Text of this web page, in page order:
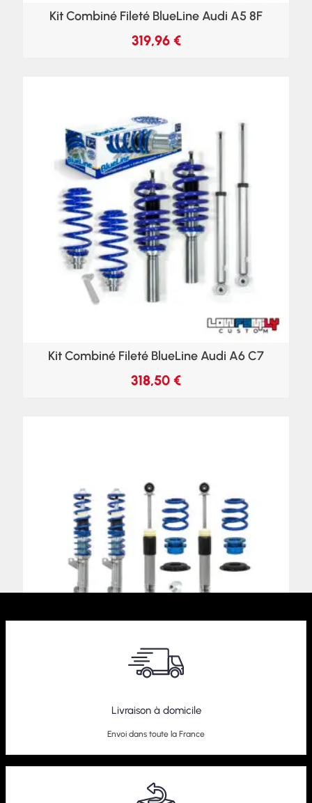
Kit Combiné Fileté BlueLine Audi A5 8F
319,96 €
Kit Combiné Fileté BlueLine Audi A6 C7
318,50 €
Livraison à domicile
Envoi dans toute la France